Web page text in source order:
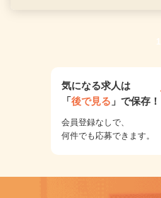
1
気になる求人は
「後で見る 」で保存！
会員登録なしで、
何件でも応募できます。